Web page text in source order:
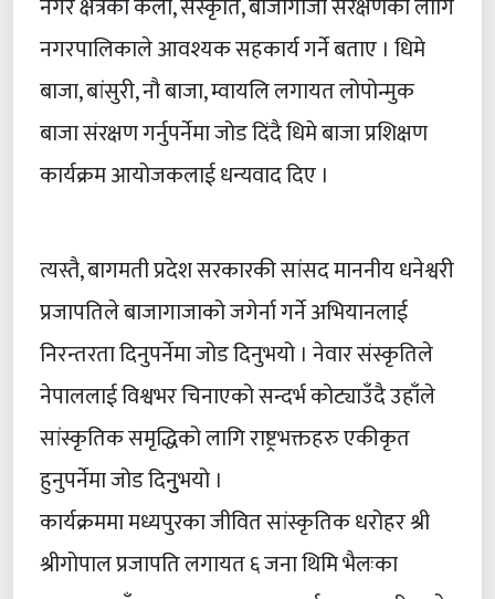
नगरपालिकाले आवश्यक सहकार्य गर्ने बताए । धिमे
बाजा, बांसुरी, नौ बाजा, म्वायलि लगायत लोपोन्मुक
बाजा संरक्षण गर्नुपर्नेमा जोड दिंदै धिमे बाजा प्रशिक्षण
कार्यक्रम आयोजकलाई धन्यवाद दिए ।
त्यस्तै, बागमती प्रदेश सरकारकी सांसद माननीय धनेश्वरी
प्रजापतिले बाजागाजाको जगेर्ना गर्ने अभियानलाई
निरन्तरता दिनुपर्नेमा जोड दिनुभयो । नेवार संस्कृतिले
नेपाललाई विश्वभर चिनाएको सन्दर्भ कोट्याउँदै उहाँले
सांस्कृतिक समृद्धिको लागि राष्ट्रभक्तहरु एकीकृत
हुनुपर्नेमा जोड दिनुुभयो ।
कार्यक्रममा मध्यपुरका जीवित सांस्कृतिक धरोहर श्री
श्रीगोपाल प्रजापति लगायत ६ जना थिमि भैलःका